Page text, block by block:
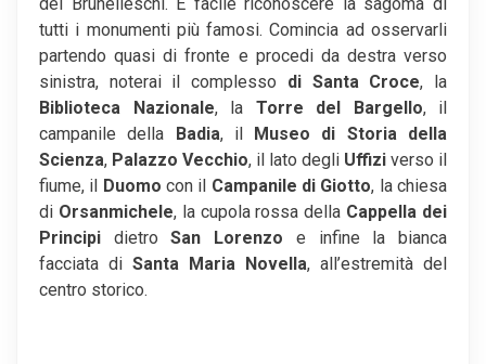
tutti i monumenti più famosi. Comincia ad osservarli
partendo quasi di fronte e procedi da destra verso
sinistra, noterai il complesso di Santa Croce, la
Biblioteca Nazionale, la Torre del Bargello, il
campanile della Badia, il Museo di Storia della
Scienza, Palazzo Vecchio, il lato degli Uffizi verso il
fiume, il Duomo con il Campanile di Giotto, la chiesa
di Orsanmichele, la cupola rossa della Cappella dei
Principi dietroSan Lorenzo e infine la bianca
facciata di Santa Maria Novella, all’estremità del
centro storico.